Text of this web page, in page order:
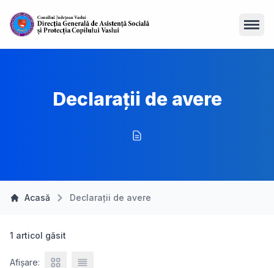
Declarații de avere
Acasă Declarații de avere
1 articol găsit
Afișare: